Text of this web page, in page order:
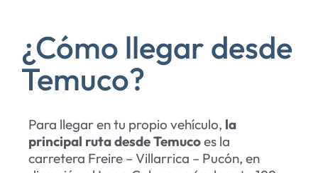
¿Cómo llegar desde
Temuco?
Para llegar en tu propio vehículo, la
principal ruta desde Temucoes la
carretera Freire – Villarrica – Pucón, en